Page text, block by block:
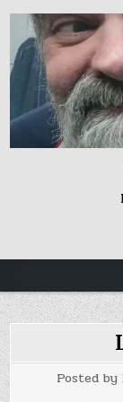
Skip
content
Posted by